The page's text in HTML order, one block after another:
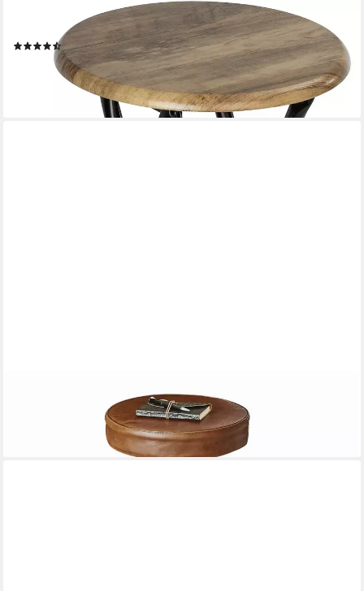
Sitzhocker Forio, BxTxH: 30x30x46 cm
(21)
ab 19,79 € UVP 25,49 €
lieferbar - in 4-5 Werktagen bei dir
Hocker Hocker Twist braun
lieferbar - in 5-6 Werktagen bei dir